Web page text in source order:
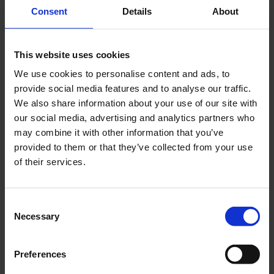
Consent Details About
This website uses cookies
We use cookies to personalise content and ads, to
provide social media features and to analyse our traffic.
We also share information about your use of our site with
our social media, advertising and analytics partners who
may combine it with other information that you’ve
provided to them or that they’ve collected from your use
of their services.
Necessary
Preferences
Colanappar Sura 3 kg
35-380930
295KR
Universalwire Grå 2
meter
(gas/växel/koppling)
35-11-101
89KR